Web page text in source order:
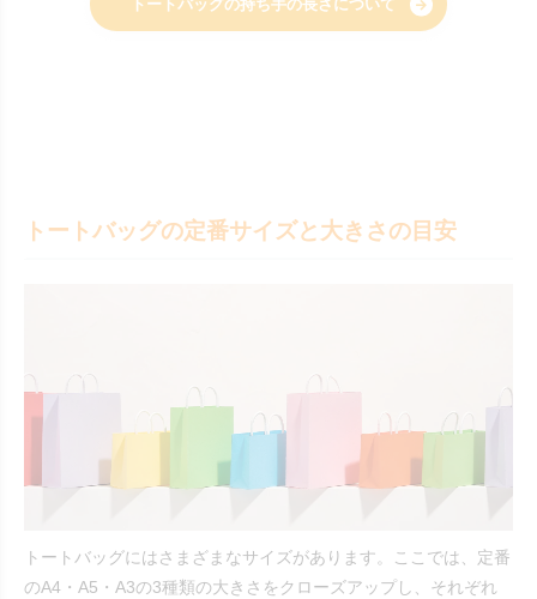
トートバッグの持ち手の長さについて
トートバッグの定番サイズと大きさの目安
トートバッグにはさまざまなサイズがあります。ここでは、定番
のA4・A5・A3の3種類の大きさをクローズアップし、それぞれ